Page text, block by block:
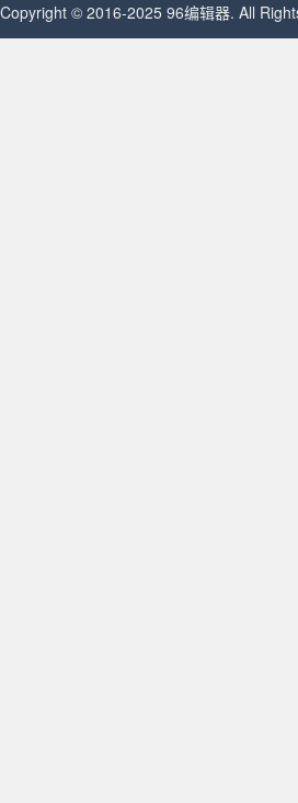
Copyright © 2016-2025 96编辑器. All